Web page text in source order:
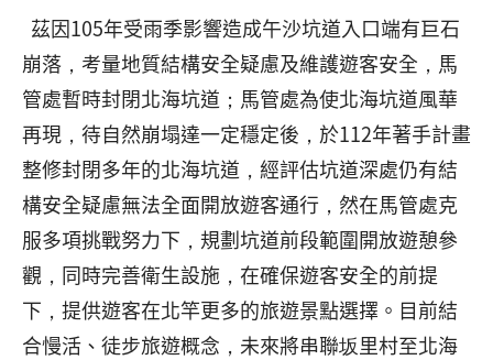
茲因105年受雨季影響造成午沙坑道入口端有巨石
崩落，考量地質結構安全疑慮及維護遊客安全，馬
管處暫時封閉北海坑道；馬管處為使北海坑道風華
再現，待自然崩塌達一定穩定後，於112年著手計畫
整修封閉多年的北海坑道，經評估坑道深處仍有結
構安全疑慮無法全面開放遊客通行，然在馬管處克
服多項挑戰努力下，規劃坑道前段範圍開放遊憩參
觀，同時完善衛生設施，在確保遊客安全的前提
下，提供遊客在北竿更多的旅遊景點選擇。目前結
合慢活、徒步旅遊概念，未來將串聯坂里村至北海